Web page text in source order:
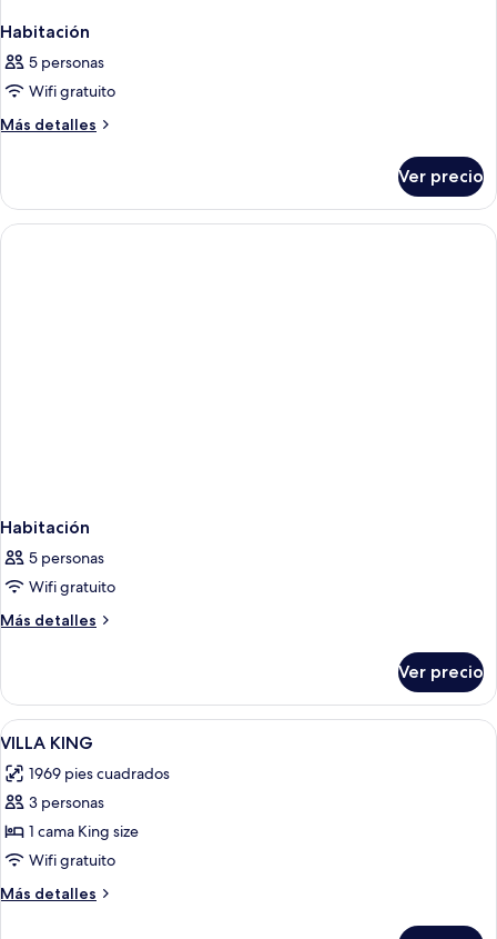
Habitación
5 personas
Wifi gratuito
Más detalles
Más
Ver precio
Habitación
5 personas
Wifi gratuito
Más detalles
Más
Ver precio
Abrir
todas
las
fotos
de
VILLA
KING
Una cama con dosel de madera,
8
VILLA KING
1969 pies cuadrados
3 personas
1 cama King size
Wifi gratuito
Más detalles
Más